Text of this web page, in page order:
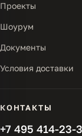
Проекты
Шоурум
Документы
Условия доставки
КОНТАКТЫ
+7 495 414-23-